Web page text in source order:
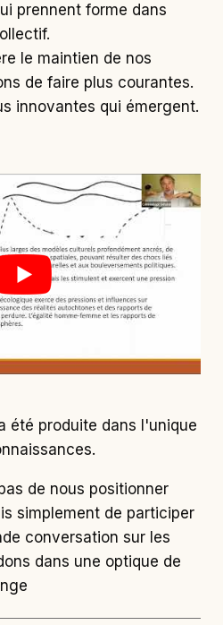
prennent forme dans
le maintien de nos
de faire plus courantes.
innovantes qui émergent.
été produite dans l'unique
de nous positionner
simplement de participer
conversation sur les
dans une optique de